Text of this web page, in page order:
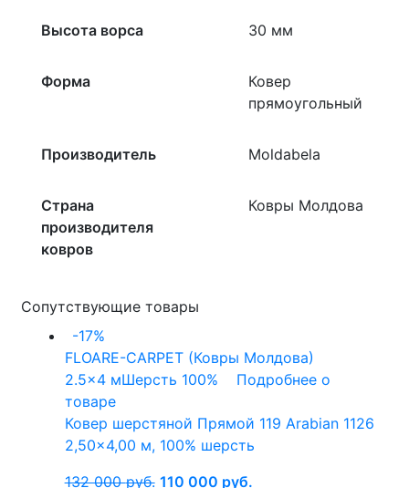
Высота ворса 30 мм
Форма
Ковер
прямоугольный
Производитель Moldabela
Страна
производителя
ковров
Ковры Молдова
Сопутствующие товары
-17%
FLOARE-CARPET (Ковры Молдова)
2.5x4 мШерсть 100%
Подробнее о
товаре
Ковер шерстяной Прямой 119 Arabian 1126
2,50×4,00 м, 100% шерсть
132 000руб. 110 000 руб.